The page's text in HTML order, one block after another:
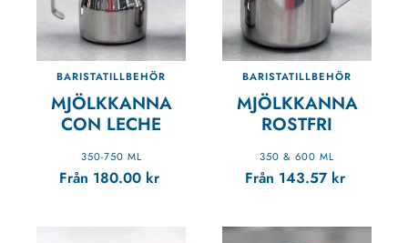
BARISTATILLBEHÖR
MJÖLKKANNA
CON LECHE
350-750 ML
Från 180.00 kr
BARISTATILLBEHÖR
MJÖLKKANNA
ROSTFRI
350 & 600 ML
Från 143.57 kr